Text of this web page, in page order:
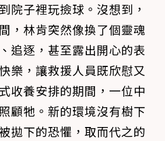
院子裡玩撿球。沒想到，
，林肯突然像換了個靈魂
追逐，甚至露出開心的表
樂，讓救援人員既欣慰又
收養安排的期間，一位中
顧牠。新的環境沒有樹下
拋下的恐懼，取而代之的